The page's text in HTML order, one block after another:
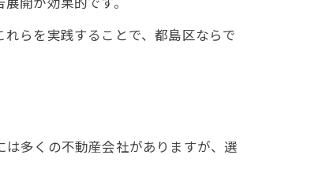
らを実践することで、都島区ならで
多くの不動産会社がありますが、選